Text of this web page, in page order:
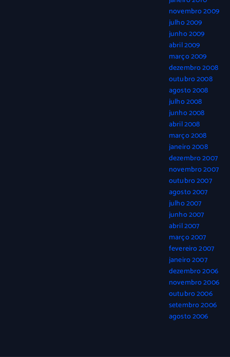
novembro 2009
julho 2009
junho 2009
abril 2009
março 2009
dezembro 2008
outubro 2008
agosto 2008
julho 2008
junho 2008
abril 2008
março 2008
janeiro 2008
dezembro 2007
novembro 2007
outubro 2007
agosto 2007
julho 2007
junho 2007
abril 2007
março 2007
fevereiro 2007
janeiro 2007
dezembro 2006
novembro 2006
outubro 2006
setembro 2006
agosto 2006